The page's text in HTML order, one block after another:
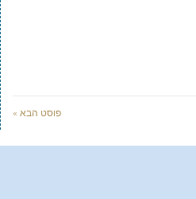
פוסט הבא »